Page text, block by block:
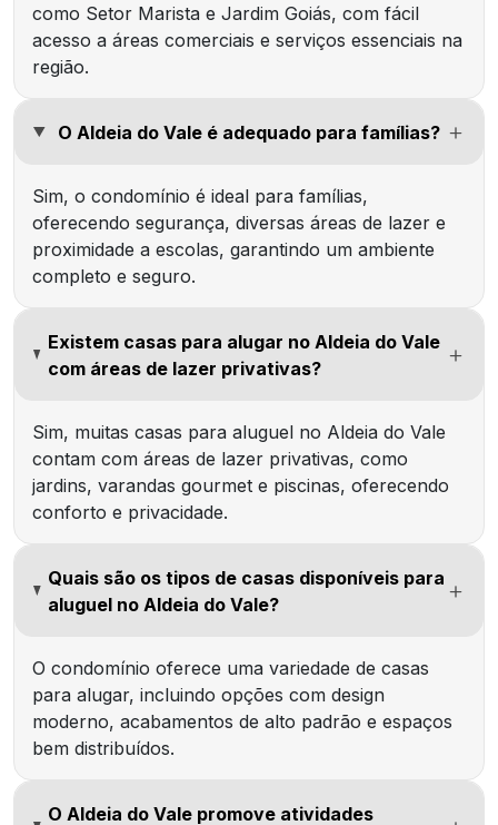
como Setor Marista e Jardim Goiás, com fácil
acesso a áreas comerciais e serviços essenciais na
região.
O Aldeia do Vale é adequado para famílias?
Sim, o condomínio é ideal para famílias,
oferecendo segurança, diversas áreas de lazer e
proximidade a escolas, garantindo um ambiente
completo e seguro.
Existem casas para alugar no Aldeia do Vale
com áreas de lazer privativas?
Sim, muitas casas para aluguel no Aldeia do Vale
contam com áreas de lazer privativas, como
jardins, varandas gourmet e piscinas, oferecendo
conforto e privacidade.
Quais são os tipos de casas disponíveis para
aluguel no Aldeia do Vale?
O condomínio oferece uma variedade de casas
para alugar, incluindo opções com design
moderno, acabamentos de alto padrão e espaços
bem distribuídos.
O Aldeia do Vale promove atividades